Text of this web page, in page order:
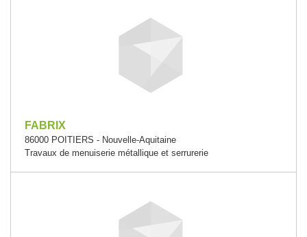
FABRIX
86000 POITIERS - Nouvelle-Aquitaine
Travaux de menuiserie métallique et serrurerie